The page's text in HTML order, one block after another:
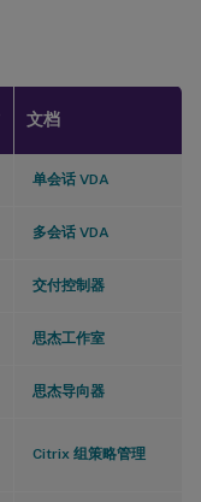
文档
单会话 VDA
多会话 VDA
交付控制器
思杰工作室
思杰导向器
Citrix 组策略管理